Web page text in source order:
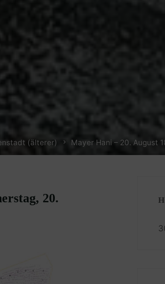
(älterer) Mayer Hani – 20. August
20.